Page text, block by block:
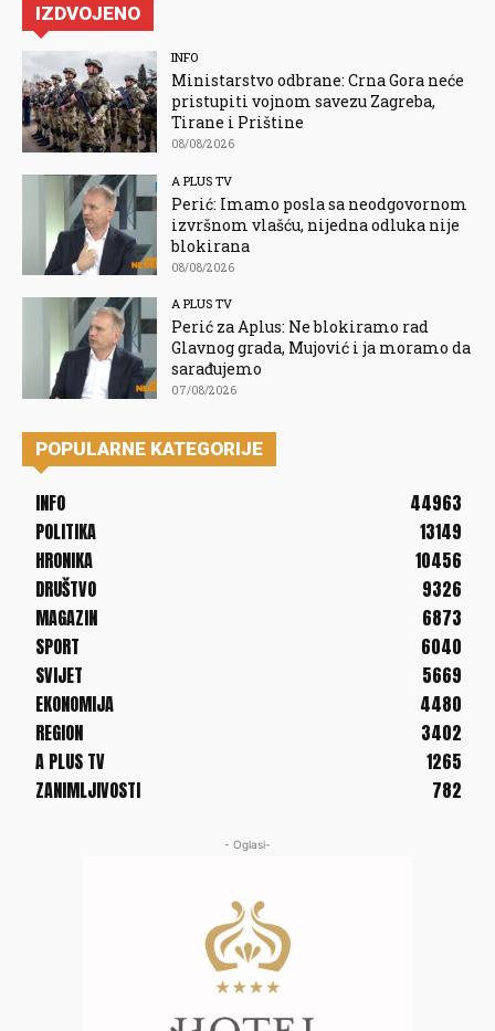
IZDVOJENO
INFO
Ministarstvo odbrane: Crna Gora neće
pristupiti vojnom savezu Zagreba,
Tirane i Prištine
08/08/2026
A PLUS TV
Perić: Imamo posla sa neodgovornom
izvršnom vlašću, nijedna odluka nije
blokirana
08/08/2026
A PLUS TV
Perić za Aplus: Ne blokiramo rad
Glavnog grada, Mujović i ja moramo da
sarađujemo
07/08/2026
POPULARNE KATEGORIJE
INFO
44963
POLITIKA
13149
HRONIKA
10456
DRUŠTVO
9326
MAGAZIN
6873
SPORT
6040
SVIJET
5669
EKONOMIJA
4480
REGION
3402
A PLUS TV
1265
ZANIMLJIVOSTI
782
- Oglasi-